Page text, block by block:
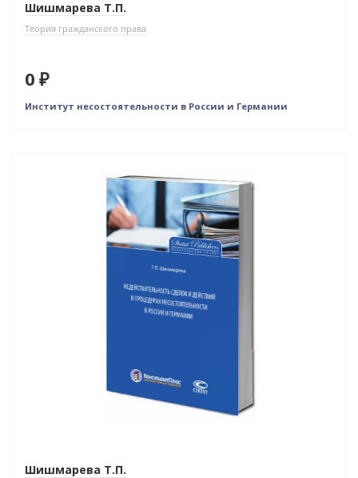
Шишмарева Т.П.
Теория гражданского права
0 ₽
Институт несостоятельности в России и Германии
Шишмарева Т.П.